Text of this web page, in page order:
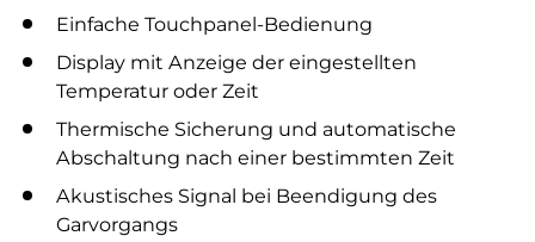
Einfache Touchpanel-Bedienung
Display mit Anzeige der eingestellten
Temperatur oder Zeit
Thermische Sicherung und automatische
Abschaltung nach einer bestimmten Zeit
Akustisches Signal bei Beendigung des
Garvorgangs